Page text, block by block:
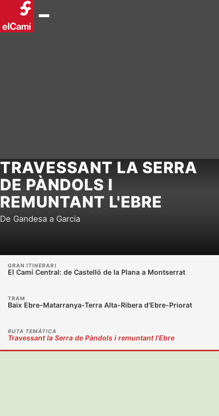
TRAVESSANT LA SERRA
DE PÀNDOLS I
REMUNTANT L'EBRE
De Gandesa a Garcia
GRAN ITINERARI
El Camí Central: de Castelló de la Plana a Montserrat
TRAM
Baix Ebre-Matarranya-Terra Alta-Ribera d'Ebre-Priorat
RUTA TEMÀTICA
Travessant la Serra de Pàndols i remuntant l'Ebre